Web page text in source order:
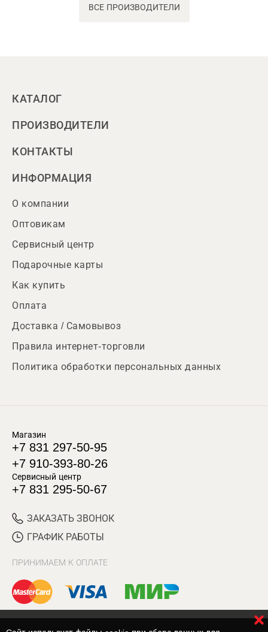
ВСЕ ПРОИЗВОДИТЕЛИ
КАТАЛОГ
ПРОИЗВОДИТЕЛИ
КОНТАКТЫ
ИНФОРМАЦИЯ
О компании
Оптовикам
Сервисный центр
Подарочные карты
Как купить
Оплата
Доставка / Самовывоз
Правила интернет-торговли
Политика обработки персональных данных
Магазин
+7 831 297-50-95
+7 910-393-80-26
Сервисный центр
+7 831 295-50-67
ЗАКАЗАТЬ ЗВОНОК
ГРАФИК РАБОТЫ
ПРИНИМАЕМ К ОПЛАТЕ